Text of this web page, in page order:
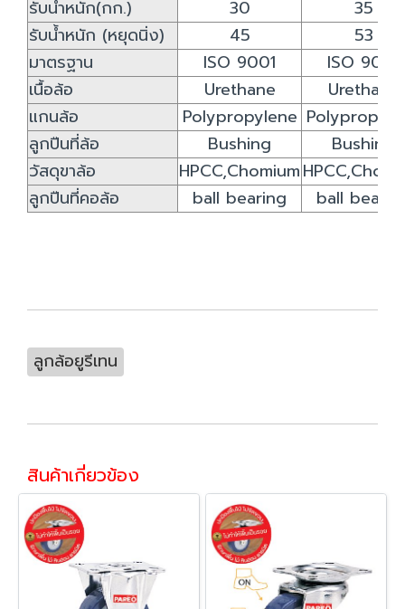
รับน้ำหนัก(กก.) 30
35
รับน้ำหนัก (หยุดนิ่ง)
45
53
มาตรฐาน
ISO 9001
ISO 9001
เนื้อล้อ
Urethane
Urethane
แกนล้อ
Polypropylene
ลูกปืนที่ล้อ
Bushing
Bushing
วัสดุขาล้อ
HPCC,Chomium
ลูกปืนที่คอล้อ
ball bearing ball
ลูกล้อยูรีเทน
สินค้าเกี่ยวข้อง